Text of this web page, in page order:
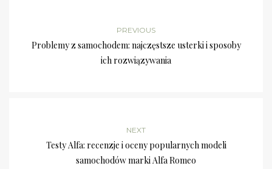
PREVIOUS
Problemy z samochodem: najczęstsze usterki i sposoby
ich rozwiązywania
NEXT
Testy Alfa: recenzje i oceny popularnych modeli
samochodów marki Alfa Romeo